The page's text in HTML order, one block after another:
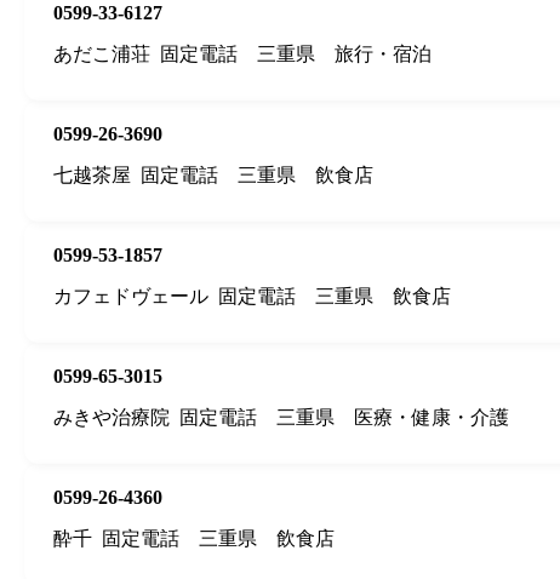
0599-33-6127
あだこ浦荘 固定電話 三重県 旅行・宿泊
0599-26-3690
七越茶屋
固定電話 三重県 飲食店
0599-53-1857
カフェドヴェール 固定電話 三重県 飲食店
0599-65-3015
みきや治療院
固定電話 三重県 医療・健康・介護
0599-26-4360
酔千 固定電話 三重県 飲食店